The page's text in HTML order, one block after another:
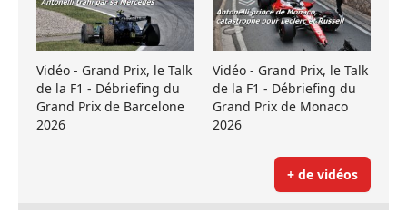
Vidéo - Grand Prix, le Talk
de la F1 - Débriefing du
Grand Prix de Barcelone
2026
Vidéo - Grand Prix, le Talk
de la F1 - Débriefing du
Grand Prix de Monaco
2026
+ de vidéos